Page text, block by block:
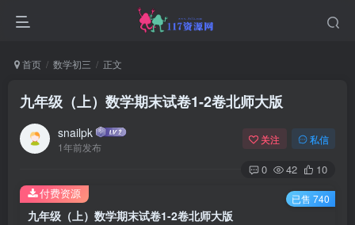
首页 数学初三 正文
九年级（上）数学期末试卷1-2卷北师大版
snailpk
1年前发布
关注 私信
0 42 10
九年级（上）数学期末试卷1-2卷北师大版
付费资源 已售 740